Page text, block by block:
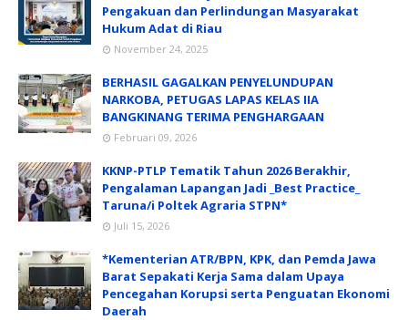
Pengakuan dan Perlindungan Masyarakat
Hukum Adat di Riau
November 24, 2025
BERHASIL GAGALKAN PENYELUNDUPAN
NARKOBA, PETUGAS LAPAS KELAS IIA
BANGKINANG TERIMA PENGHARGAAN
Februari 09, 2026
KKNP-PTLP Tematik Tahun 2026 Berakhir,
Pengalaman Lapangan Jadi _Best Practice_
Taruna/i Poltek Agraria STPN*
Juli 15, 2026
*Kementerian ATR/BPN, KPK, dan Pemda Jawa
Barat Sepakati Kerja Sama dalam Upaya
Pencegahan Korupsi serta Penguatan Ekonomi
Daerah